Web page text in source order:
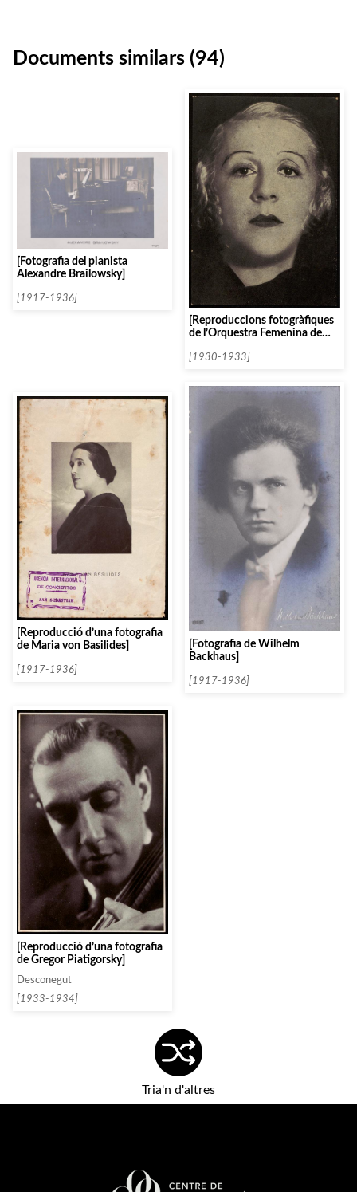
Documents similars (94)
[Fotografia del pianista
Alexandre Brailowsky]
[1917-1936]
[Reproduccions fotogràfiques
de l’Orquestra Femenina de
[1930-1933]
[Reproducció d’una fotografia
de Maria von Basilides]
[1917-1936]
[Fotografia de Wilhelm
Backhaus]
[1917-1936]
[Reproducció d’una fotografia
de Gregor Piatigorsky]
Desconegut
[1933-1934]
Tria'n d'altres